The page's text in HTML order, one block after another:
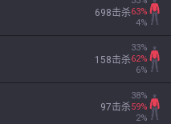
698击杀63%
4%
158击杀
33%
62%
6%
97击杀
38%
59%
2%